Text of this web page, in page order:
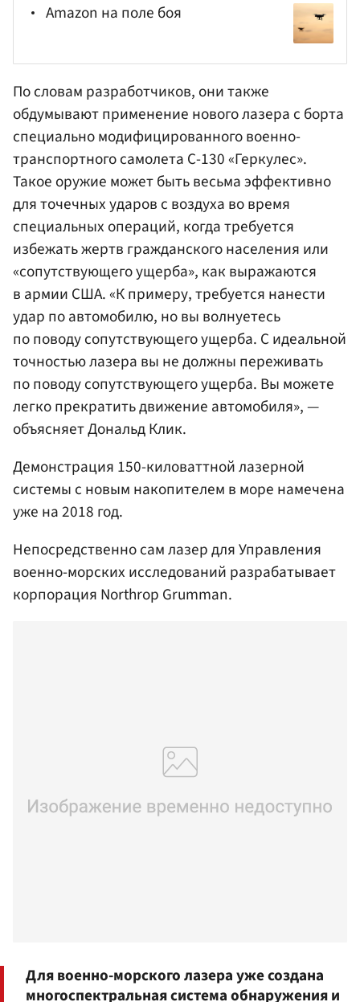
Amazon на поле боя
По словам разработчиков, они также
обдумывают применение нового лазера с борта
специально модифицированного военно-
транспортного самолета C-130 «Геркулес».
Такое оружие может быть весьма эффективно
для точечных ударов с воздуха во время
специальных операций, когда требуется
избежать жертв гражданского населения или
«сопутствующего ущерба», как выражаются
в армии США. «К примеру, требуется нанести
удар по автомобилю, но вы волнуетесь
по поводу сопутствующего ущерба. С идеальной
точностью лазера вы не должны переживать
по поводу сопутствующего ущерба. Вы можете
легко прекратить движение автомобиля», —
объясняет Дональд Клик.
Демонстрация 150-киловаттной лазерной
системы с новым накопителем в море намечена
уже на 2018 год.
Непосредственно сам лазер для Управления
военно-морских исследований разрабатывает
корпорация Northrop Grumman.
Для военно-морского лазера уже создана
многоспектральная система обнаружения и